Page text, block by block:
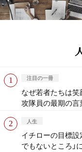
注目の一冊
なぜ若者たちは
攻隊員の最期の言
人生
イチローの目標設
でもないところ」